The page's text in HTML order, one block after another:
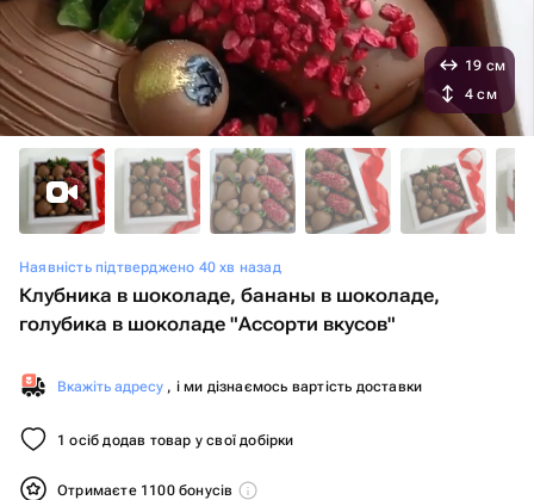
Наявність підтверджено 40 хв назад
Клубника в шоколаде, бананы в шоколаде,
голубика в шоколаде "Ассорти вкусов"
Вкажіть адресу , і ми дізнаємось вартість доставки
1 осіб додав товар у свої добірки
Отримаєте 1100 бонусів
19 см
4 см